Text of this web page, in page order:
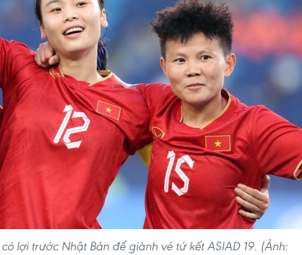
lợi trước Nhật Bản để giành vé tứ kết ASIAD 19. (Ảnh: